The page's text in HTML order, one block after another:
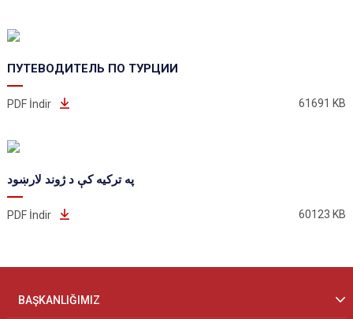
ПУТЕВОДИТЕЛЬ ПО ТУРЦИИ
PDF İndir 61691 KB
په ترکیه کې د ژوند لارښود
PDF İndir 60123 KB
BAŞKANLIĞIMIZ